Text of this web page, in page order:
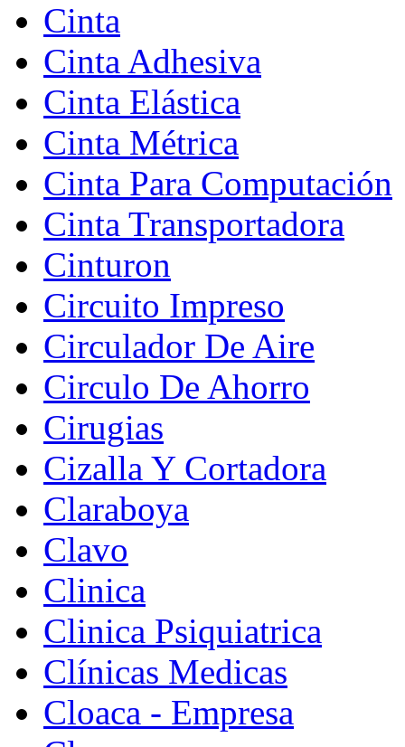
Cinta
Cinta Adhesiva
Cinta Elástica
Cinta Métrica
Cinta Para Computación
Cinta Transportadora
Cinturon
Circuito Impreso
Circulador De Aire
Circulo De Ahorro
Cirugias
Cizalla Y Cortadora
Claraboya
Clavo
Clinica
Clinica Psiquiatrica
Clínicas Medicas
Cloaca - Empresa